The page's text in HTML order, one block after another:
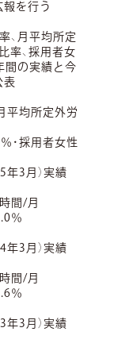
を行う
月平均所定
率、採用者女
間の実績と今
表
平均所定外労
・採用者女性
3月）実績
間/月
％
3月）実績
間/月
％
3月）実績